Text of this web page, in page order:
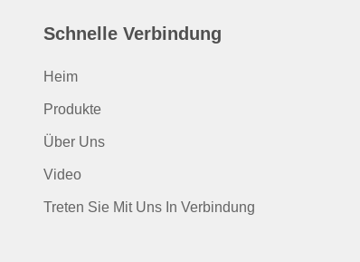
Schnelle Verbindung
Heim
Produkte
Über Uns
Video
Treten Sie Mit Uns In Verbindung